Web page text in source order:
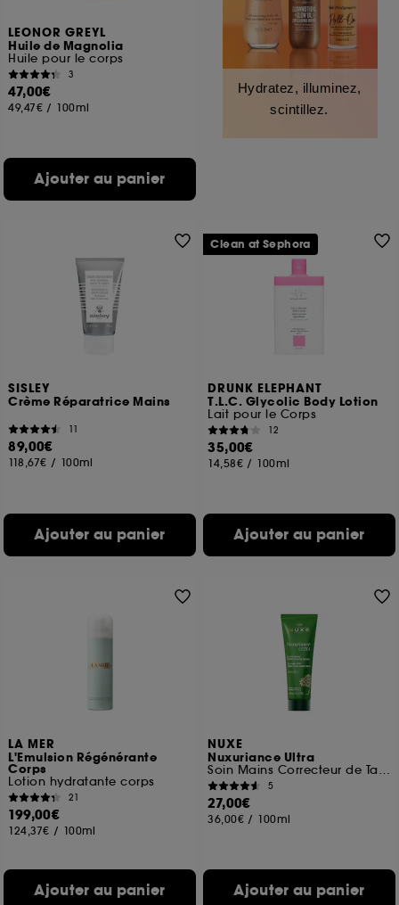
LEONOR GREYL
Huile de Magnolia
Huile pour le corps
3
47,00€
49,47€ / 100ml
Ajouter au panier
Hydratez, illuminez,
scintillez.
SISLEY
Crème Réparatrice Mains
11
89,00€
118,67€ / 100ml
Ajouter au panier
DRUNK ELEPHANT
T.L.C. Glycolic Body Lotion
Lait pour le Corps
12
35,00€
14,58€ / 100ml
Ajouter au panier
Clean at Sephora
LA MER
L'Emulsion Régénérante
Corps
Lotion hydratante corps
21
199,00€
124,37€ / 100ml
Ajouter au panier
NUXE
Nuxuriance Ultra
Soin Mains Correcteur de Taches
5
27,00€
36,00€ / 100ml
Ajouter au panier